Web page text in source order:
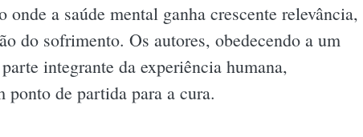
onde a saúde mental ganha crescente relevância,
do sofrimento. Os autores, obedecendo a um
integrante da experiência humana,
de partida para a cura.